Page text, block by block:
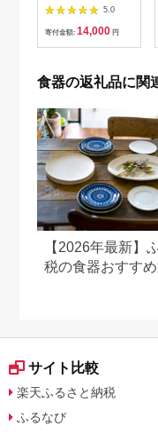
ー（白地白釉）｜栃木
県 益子町 ふるさと納
税 焼き物 コーヒーカ
5.0
寄付金額: 14,000 円
食器の返礼品に関
【2026年最新】
税の食器おすす
サイト比較
楽天ふるさと納税
ふるなび